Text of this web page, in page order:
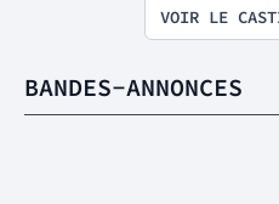
VOIR LE
BANDES-ANNONCES